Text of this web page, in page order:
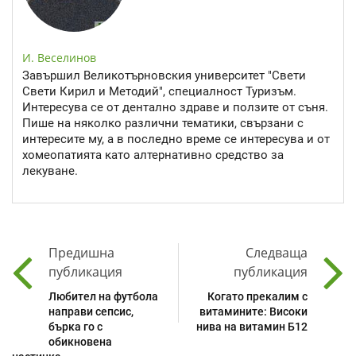
И. Веселинов
Завършил Великотърновския университет "Свети
Свети Кирил и Методий", специалност Туризъм.
Интересува се от дентално здраве и ползите от съня.
Пише на няколко различни тематики, свързани с
интересите му, а в последно време се интересува и от
хомеопатията като алтернативно средство за
лекуване.
Предишна
публикация
Любител на футбола
направи сепсис,
бърка го с
обикновена
Следваща
публикация
Когато прекалим с
витамините: Високи
нива на витамин Б12